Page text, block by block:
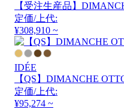
【受注生産品】
定価/上代:
¥308,910 ~
IDÉE
【QS】DIMANCHE
定価/上代:
¥95,274 ~